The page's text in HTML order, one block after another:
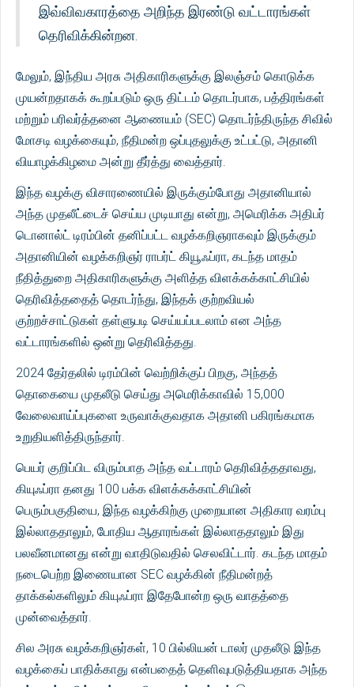
இவ்விவகாரத்தை அறிந்த இரண்டு வட்டாரங்கள்
தெரிவிக்கின்றன.
மேலும், இந்திய அரசு அதிகாரிகளுக்கு இலஞ்சம் கொடுக்க
முயன்றதாகக் கூறப்படும் ஒரு திட்டம் தொடர்பாக, பத்திரங்கள்
மற்றும் பரிவர்த்தனை ஆணையம் (SEC) தொடர்ந்திருந்த சிவில்
மோசடி வழக்கையும், நீதிமன்ற ஒப்புதலுக்கு உட்பட்டு, அதானி
வியாழக்கிழமை அன்று தீர்த்து வைத்தார்.
இந்த வழக்கு விசாரணையில் இருக்கும்போது அதானியால்
அந்த முதலீட்டைச் செய்ய முடியாது என்று, அமெரிக்க அதிபர்
டொனால்ட் டிரம்பின் தனிப்பட்ட வழக்கறிஞராகவும் இருக்கும்
அதானியின் வழக்கறிஞர் ராபர்ட் கியூஃப்ரா, கடந்த மாதம்
நீதித்துறை அதிகாரிகளுக்கு அளித்த விளக்கக்காட்சியில்
தெரிவித்ததைத் தொடர்ந்து, இந்தக் குற்றவியல்
குற்றச்சாட்டுகள் தள்ளுபடி செய்யப்படலாம் என அந்த
வட்டாரங்களில் ஒன்று தெரிவித்தது.
2024 தேர்தலில் டிரம்பின் வெற்றிக்குப் பிறகு, அந்தத்
தொகையை முதலீடு செய்து அமெரிக்காவில் 15,000
வேலைவாய்ப்புகளை உருவாக்குவதாக அதானி பகிரங்கமாக
உறுதியளித்திருந்தார்.
பெயர் குறிப்பிட விரும்பாத அந்த வட்டாரம் தெரிவித்ததாவது,
கியுஃப்ரா தனது 100 பக்க விளக்கக்காட்சியின்
பெரும்பகுதியை, இந்த வழக்கிற்கு முறையான அதிகார வரம்பு
இல்லாததாலும், போதிய ஆதாரங்கள் இல்லாததாலும் இது
பலவீனமானது என்று வாதிடுவதில் செலவிட்டார். கடந்த மாதம்
நடைபெற்ற இணையான SEC வழக்கின் நீதிமன்றத்
தாக்கல்களிலும் கியுஃப்ரா இதேபோன்ற ஒரு வாதத்தை
முன்வைத்தார்.
சில அரசு வழக்கறிஞர்கள், 10 பில்லியன் டாலர் முதலீடு இந்த
வழக்கைப் பாதிக்காது என்பதைத் தெளிவுபடுத்தியதாக அந்த